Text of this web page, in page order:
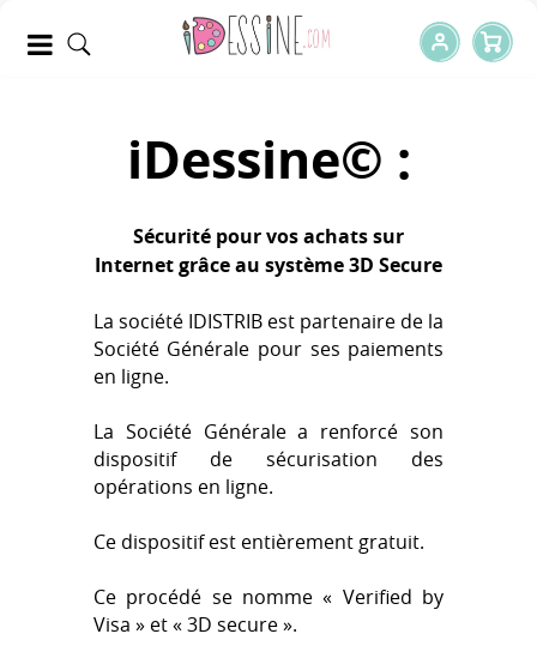
iDessine© :
Sécurité pour vos achats sur
Internet grâce au système 3D Secure
La société IDISTRIB est partenaire de la
Société Générale pour ses paiements
en ligne.
La Société Générale a renforcé son
dispositif de sécurisation des
opérations en ligne.
Ce dispositif est entièrement gratuit.
Ce procédé se nomme « Verified by
Visa » et « 3D secure ».